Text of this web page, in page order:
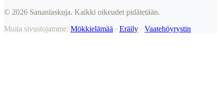
© 2026 Sananlaskuja. Kaikki oikeudet pidätetään.
Muita sivustojamme: Mökkielämää · Eräily · Vaatehöyrystin